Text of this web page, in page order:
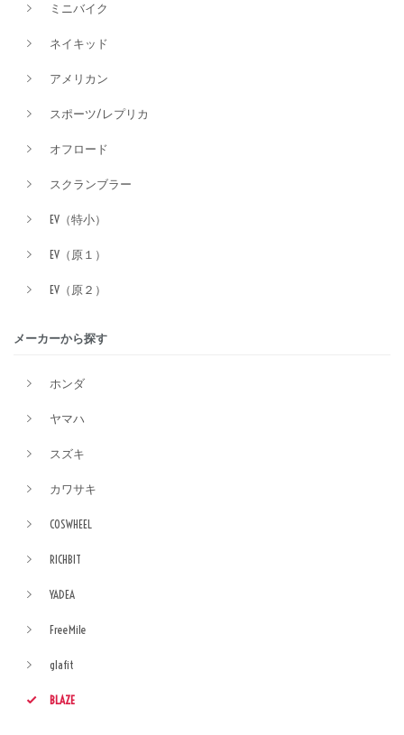
ミニバイク
ネイキッド
アメリカン
スポーツ/レプリカ
オフロード
スクランブラー
EV（特小）
EV（原１）
EV（原２）
メーカーから探す
ホンダ
ヤマハ
スズキ
カワサキ
COSWHEEL
RICHBIT
YADEA
FreeMile
glafit
BLAZE
価格